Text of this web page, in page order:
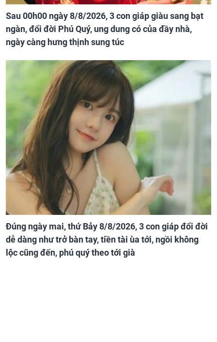
Sau 00h00 ngày 8/8/2026, 3 con giáp giàu sang bạt
ngàn, đổi đời Phú Quý, ung dung có của đầy nhà,
ngày càng hưng thịnh sung túc
Đúng ngày mai, thứ Bảy 8/8/2026, 3 con giáp đổi đời
dễ dàng như trở bàn tay, tiền tài ùa tới, ngồi không
lộc cũng đến, phú quý theo tới già